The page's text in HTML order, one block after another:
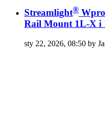
Streamlight®
Rail Mount 1L-X i
sty 22, 2026, 08:50 by